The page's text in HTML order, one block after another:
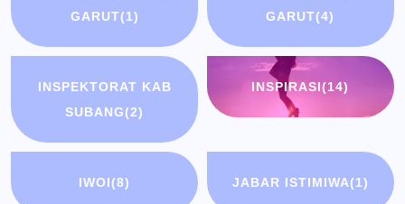
GARUT(1)
GARUT(4)
INSPEKTORAT KAB
SUBANG(2)
INSPIRASI(14)
IWOI(8) JABAR ISTIMIWA(1)